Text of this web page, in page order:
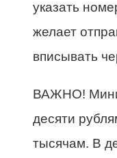
указать
желает
вписывать
ВАЖНО!
десяти
тысячам. В